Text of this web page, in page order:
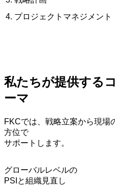
プロジェクトマネジメント
私たちが提供する
ーマ
FKCでは、戦略立案から現場
方位で
サポートします。
グローバルレベルの
PSIと組織見直し